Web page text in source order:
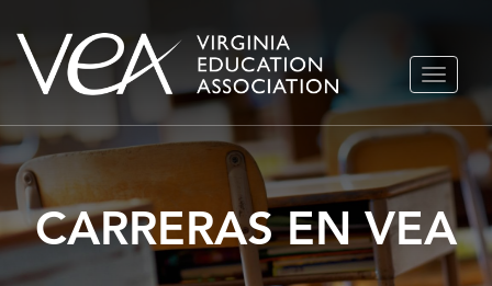
Ir
CARRERAS EN VEA